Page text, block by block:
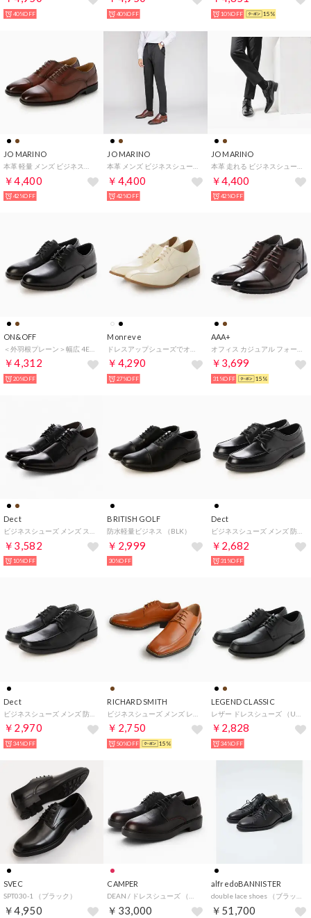
40%OFF 40%OFF 10%OFF 15%
JO MARINO
￥4,400
42%OFF
JO MARINO
￥4,400
42%OFF
JO MARINO
￥4,400
42%OFF
ON&OFF
￥4,312
20%OFF
Monreve
￥4,290
27%OFF
AAA+
￥3,699
31%OFF 15%
Dect
￥3,582
10%OFF
BRITISH GOLF
防水軽量ビジネス （BLK）
￥2,999
30%OFF
Dect
ビジネスシューズ メンズ 防水 レインシューズ レースアップ 通勤 通学 4e EEEE 幅広 学生靴 紳士靴 メンズシューズ （ブラック）
￥2,682
31%OFF
Dect
￥2,970
34%OFF
RICHARD SMITH
￥2,750
50%OFF 15%
LEGEND CLASSIC
￥2,828
34%OFF
SVEC
SPT030-1 （ブラック）
￥4,950
CAMPER
￥33,000
alfredoBANNISTER
￥51,700